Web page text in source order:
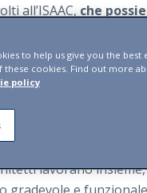
all’ISAAC, che
Svizzera.
di queste attività
nell’edificio: dal
sui tetti,
ma
moduli di nuova
caratteristiche
lavorano
gradevole e
to help us give you the
cookies. Find out more
policy